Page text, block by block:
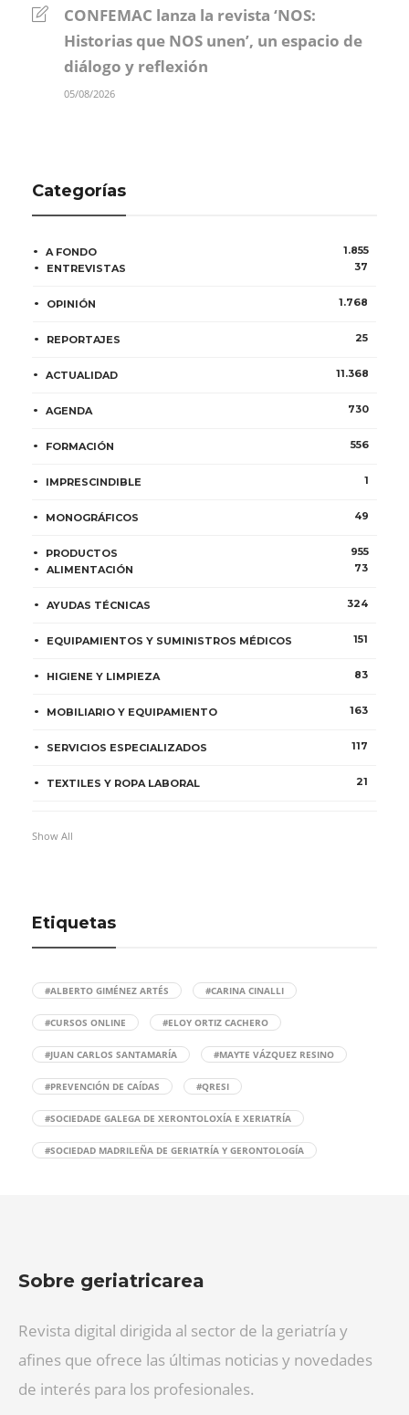
CONFEMAC lanza la revista ‘NOS:
Historias que NOS unen’, un espacio de
diálogo y reflexión
05/08/2026
Categorías
A FONDO
1.855
ENTREVISTAS
37
OPINIÓN 1.768
REPORTAJES 25
ACTUALIDAD 11.368
AGENDA 730
FORMACIÓN 556
IMPRESCINDIBLE 1
MONOGRÁFICOS 49
PRODUCTOS
955
ALIMENTACIÓN
73
AYUDAS TÉCNICAS 324
EQUIPAMIENTOS Y SUMINISTROS MÉDICOS 151
HIGIENE Y LIMPIEZA 83
MOBILIARIO Y EQUIPAMIENTO 163
SERVICIOS ESPECIALIZADOS 117
TEXTILES Y ROPA LABORAL 21
Show All
Etiquetas
#ALBERTO GIMÉNEZ ARTÉS #CARINA CINALLI
#CURSOS ONLINE #ELOY ORTIZ CACHERO
#JUAN CARLOS SANTAMARÍA #MAYTE VÁZQUEZ RESINO
#PREVENCIÓN DE CAÍDAS #QRESI
#SOCIEDADE GALEGA DE XERONTOLOXÍA E XERIATRÍA
#SOCIEDAD MADRILEÑA DE GERIATRÍA Y GERONTOLOGÍA
Sobre geriatricarea
Revista digital dirigida al sector de la geriatría y
afines que ofrece las últimas noticias y novedades
de interés para los profesionales.